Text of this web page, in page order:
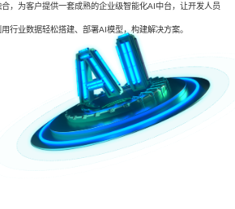
，为客户提供一套成熟的企业级智能化AI中台，让开发人员
行业数据轻松搭建、部署AI模型，构建解决方案。